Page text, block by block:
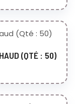
(QTÉ : 50)